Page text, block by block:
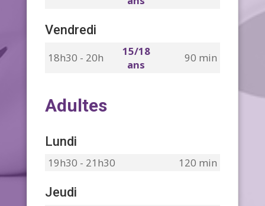
Vendredi
18h30 - 20h
15/18
ans
90 min
Adultes
Lundi
19h30 - 21h30 120 min
Jeudi